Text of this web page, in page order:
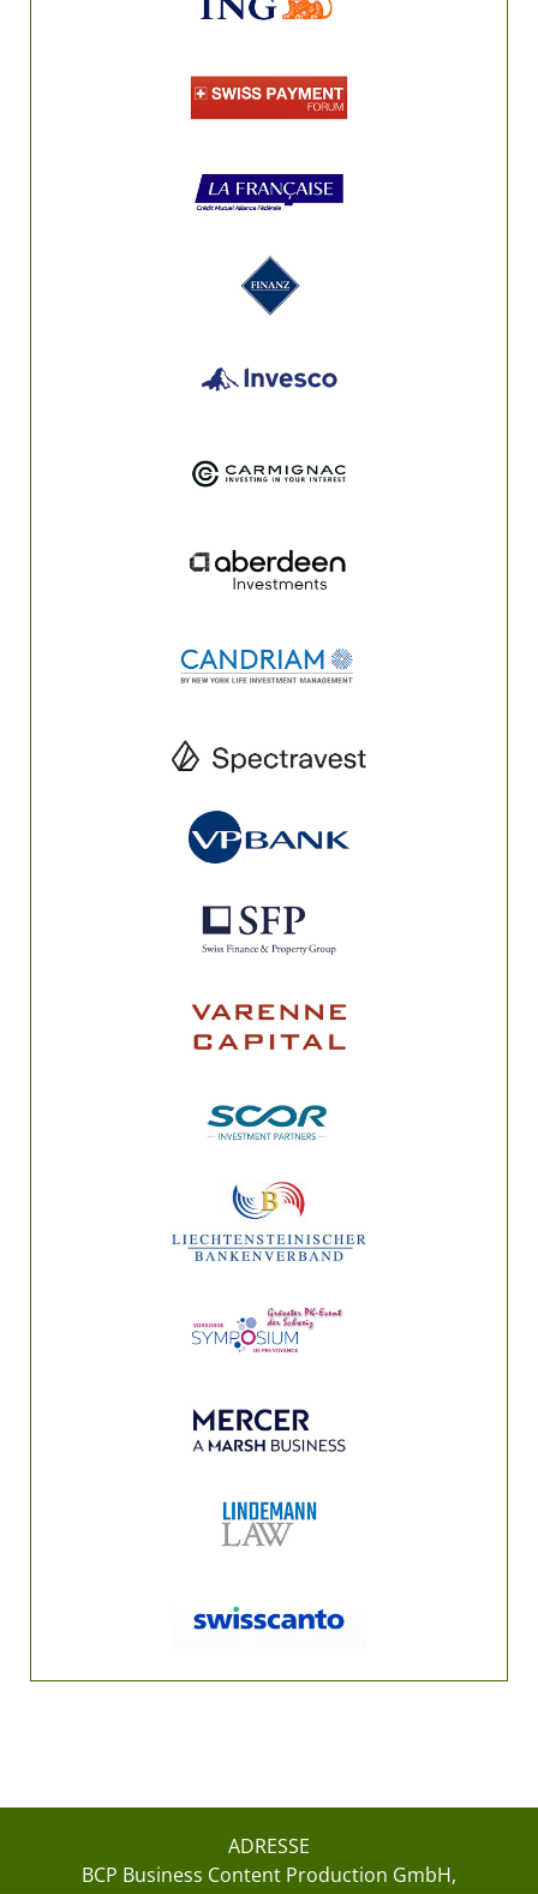
ADRESSE
BCP Business Content Production GmbH